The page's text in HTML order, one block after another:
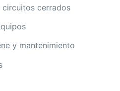
circuitos cerrados
y mantenimiento